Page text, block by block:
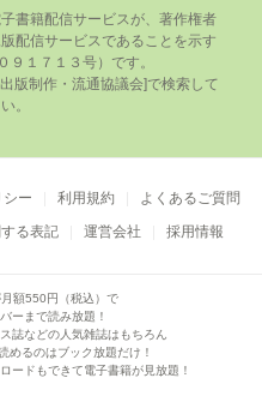
書籍配信サービスが、著作権者
配信サービスであることを⽰す
９１７１３号）です。
。
シー 利用規約
よくあるご質問
る表記 運営会社 採用情報
額550円（税込）で
ーまで読み放題！
誌などの人気雑誌はもちろん
めるのはブック放題だけ！
ードもできて電子書籍が見放題！